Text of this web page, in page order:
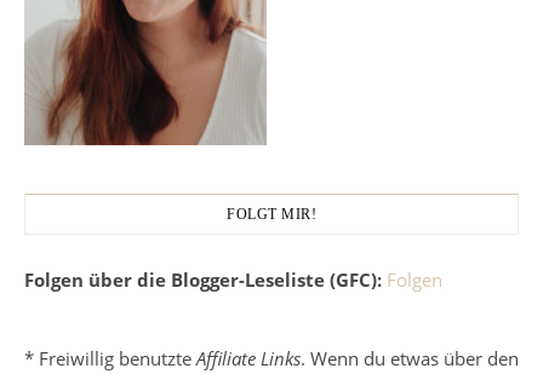
FOLGT MIR!
Folgen über die Blogger-Leseliste (GFC): Folgen
* Freiwillig benutzte Affiliate Links. Wenn du etwas über den